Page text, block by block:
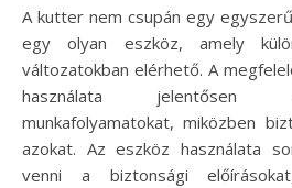
A kutter nem csupán egy
egy olyan eszköz, amely
változatokban elérhető. A
használata jelentősen
munkafolyamatokat, miközben
azokat. Az eszköz használata
venni a biztonsági